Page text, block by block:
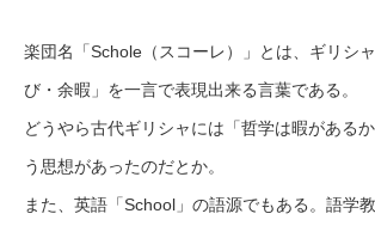
楽団名「Schole（スコーレ）」とは、ギリシ
び・余暇」を一言で表現出来る言葉である。
どうやら古代ギリシャには「哲学は暇がある
う思想があったのだとか。
また、英語「School」の語源でもある。語学